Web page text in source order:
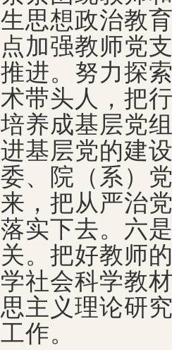
生思想政治教
点加强教师党
推进。努力探
术带头人，把
培养成基层党
进基层党的建
委、院（系）
来，把从严治
落实下去。六
关。把好教师
学社会科学教
思主义理论研
工作。